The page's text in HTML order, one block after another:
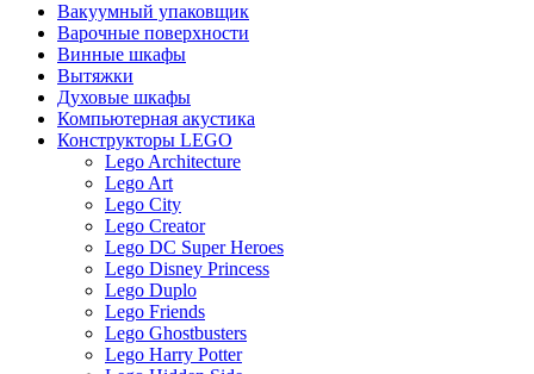
Вакуумный упаковщик
Варочные поверхности
Винные шкафы
Вытяжки
Духовые шкафы
Компьютерная акустика
Конструкторы LEGO
Lego Architecture
Lego Art
Lego City
Lego Creator
Lego DC Super Heroes
Lego Disney Princess
Lego Duplo
Lego Friends
Lego Ghostbusters
Lego Harry Potter